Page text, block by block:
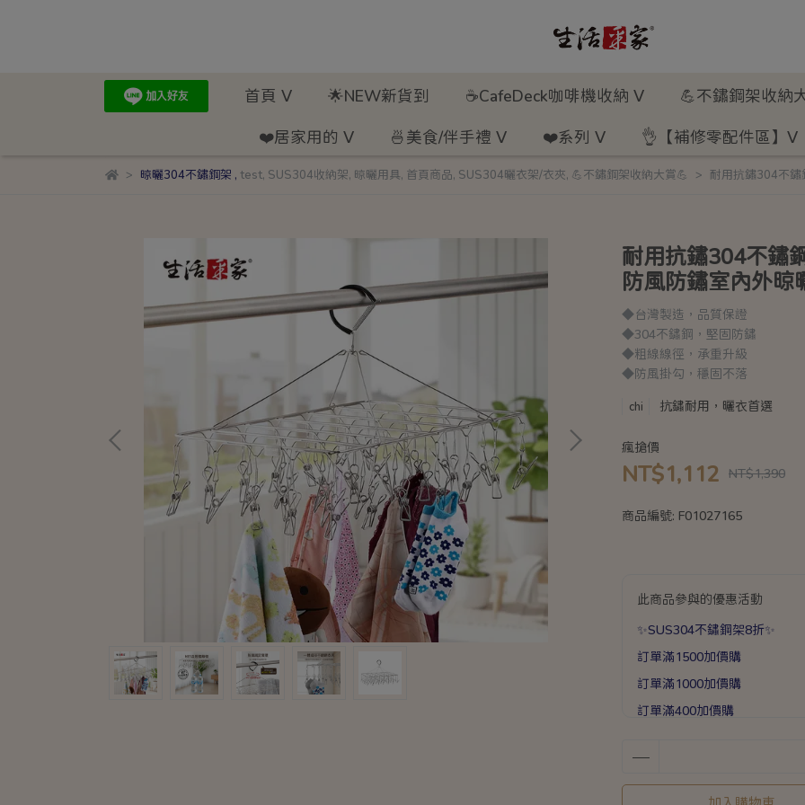
首頁 ᐯ 🌟NEW新貨到 ☕CafeDeck咖啡機收納 ᐯ 💪不鏽鋼架收納
❤️居家用的 ᐯ 🍜美食/伴手禮 ᐯ ❤️系列 ᐯ 👌【補修零配件區】ᐯ
晾曬304不鏽鋼架 , test, SUS304收納架, 晾曬用具, 首頁商品, SUS304曬衣架/衣夾, 💪不鏽鋼架收納大賞💪 耐用抗鏽304不鏽
耐用抗鏽304不鏽
防風防鏽室內外晾
◆台灣製造，品質保證
◆304不鏽鋼，堅固防鏽
◆粗線線徑，承重升級
◆防風掛勾，穩固不落
chi 抗鏽耐用，曬衣首選
瘋搶價
NT$1,112 NT$1,390
商品編號: F01027165
此商品參與的優惠活動
✨SUS304不鏽鋼架8折✨
訂單滿1500加價購
訂單滿1000加價購
訂單滿400加價購